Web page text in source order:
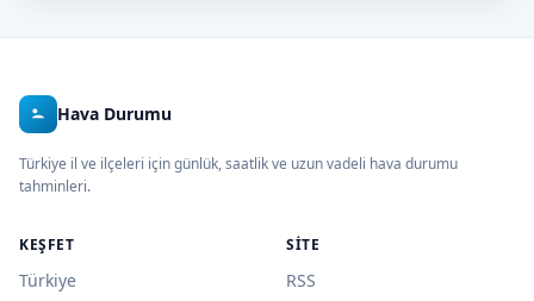
Hava Durumu
Türkiye il ve ilçeleri için günlük, saatlik ve uzun vadeli hava durumu
tahminleri.
KEŞFET
Türkiye
SITE
RSS